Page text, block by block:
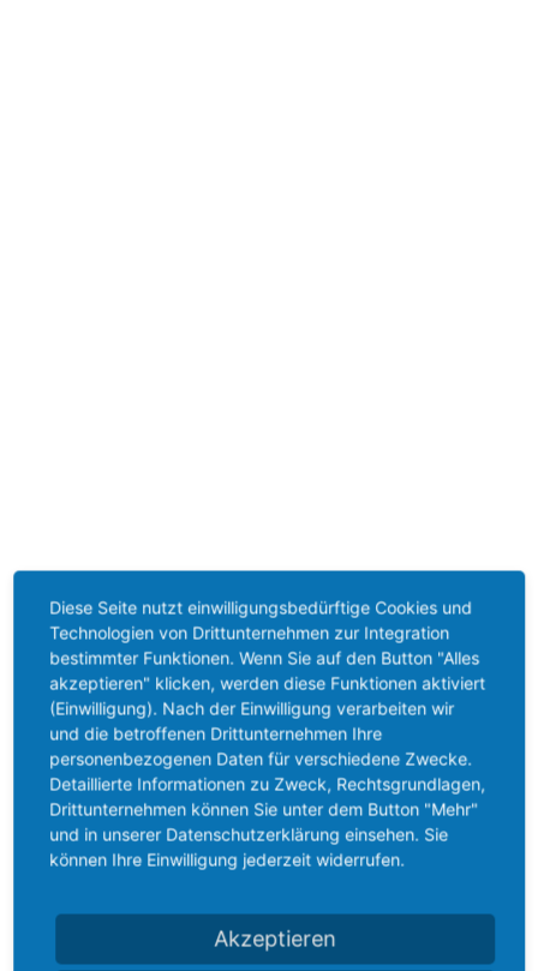
Diese Seite nutzt einwilligungsbedürftige Cookies und
Technologien von Drittunternehmen zur Integration
bestimmter Funktionen. Wenn Sie auf den Button "Alles
akzeptieren" klicken, werden diese Funktionen aktiviert
(Einwilligung). Nach der Einwilligung verarbeiten wir
und die betroffenen Drittunternehmen Ihre
personenbezogenen Daten für verschiedene Zwecke.
Detaillierte Informationen zu Zweck, Rechtsgrundlagen,
Drittunternehmen können Sie unter dem Button "Mehr"
und in unserer Datenschutzerklärung einsehen. Sie
können Ihre Einwilligung jederzeit widerrufen.
Akzeptieren